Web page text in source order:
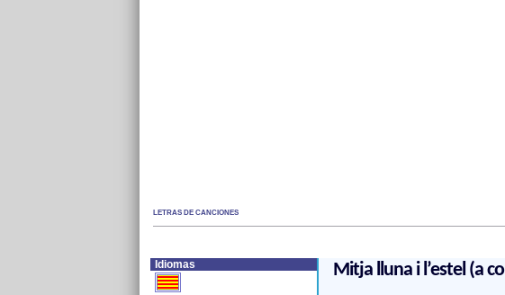
LETRAS DE CANCIONES
Idiomas Mitja lluna i l’estel (a